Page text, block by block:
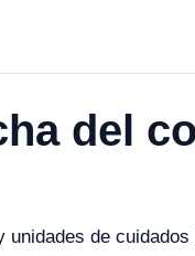
del
unidades de